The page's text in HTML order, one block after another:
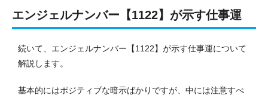
エンジェルナンバー【1122】が示す仕事運
続いて、エンジェルナンバー【1122】が示す仕事運について
解説します。
基本的にはポジティブな暗示ばかりですが、中には注意すべ